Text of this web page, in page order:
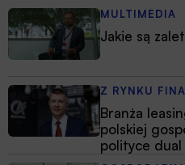
MULTIMEDIA
Jakie są
Z RYNKU
Branża
polskiej
polityce dual